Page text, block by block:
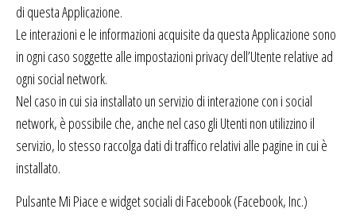
di questa Applicazione.
Le interazioni e le informazioni acquisite da questa Applicazione sono
in ogni caso soggette alle impostazioni privacy dell’Utente relative ad
ogni social network.
Nel caso in cui sia installato un servizio di interazione con i social
network, è possibile che, anche nel caso gli Utenti non utilizzino il
servizio, lo stesso raccolga dati di traffico relativi alle pagine in cui è
installato.
Pulsante Mi Piace e widget sociali di Facebook (Facebook, Inc.)